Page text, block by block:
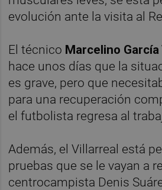
evolución ante la visita al
El técnico Marcelino García
hace unos días que la
es grave, pero que
para una recuperación
el futbolista regresa al
Además, el Villarreal está
pruebas que se le vayan a
centrocampista Denis